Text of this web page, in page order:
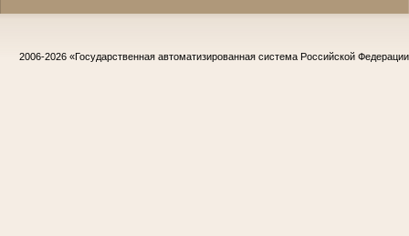
2006-2026 «Государственная автоматизированная система Российской